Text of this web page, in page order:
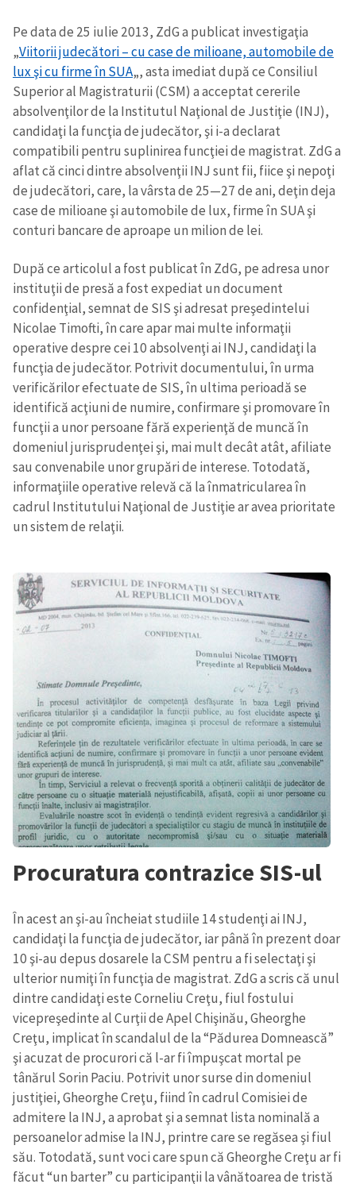
Pe data de 25 iulie 2013, ZdG a publicat investigaţia
„Viitorii judecători – cu case de milioane, automobile de
lux şi cu firme în SUA„, asta imediat după ce Consiliul
Superior al Magistraturii (CSM) a acceptat cererile
absolvenţilor de la Institutul Naţional de Justiţie (INJ),
candidaţi la funcţia de judecător, şi i-a declarat
compatibili pentru suplinirea funcţiei de magistrat. ZdG a
aflat că cinci dintre absolvenţii INJ sunt fii, fiice şi nepoţi
de judecători, care, la vârsta de 25—27 de ani, deţin deja
case de milioane şi automobile de lux, firme în SUA şi
conturi bancare de aproape un milion de lei.
După ce articolul a fost publicat în ZdG, pe adresa unor
instituţii de presă a fost expediat un document
confidenţial, semnat de SIS şi adresat preşedintelui
Nicolae Timofti, în care apar mai multe informaţii
operative despre cei 10 absolvenţi ai INJ, candidaţi la
funcţia de judecător. Potrivit documentului, în urma
verificărilor efectuate de SIS, în ultima perioadă se
identifică acţiuni de numire, confirmare şi promovare în
funcţii a unor persoane fără experienţă de muncă în
domeniul jurisprudenţei şi, mai mult decât atât, afiliate
sau convenabile unor grupări de interese. Totodată,
informaţiile operative relevă că la înmatricularea în
cadrul Institutului Naţional de Justiţie ar avea prioritate
un sistem de relaţii.
Procuratura contrazice SIS-ul
În acest an şi-au încheiat studiile 14 studenţi ai INJ,
candidaţi la funcţia de judecător, iar până în prezent doar
10 şi-au depus dosarele la CSM pentru a fi selectaţi şi
ulterior numiţi în funcţia de magistrat. ZdG a scris că unul
dintre candidaţi este Corneliu Creţu, fiul fostului
vicepreşedinte al Curţii de Apel Chişinău, Gheorghe
Creţu, implicat în scandalul de la “Pădurea Domnească”
şi acuzat de procurori că l-ar fi împuşcat mortal pe
tânărul Sorin Paciu. Potrivit unor surse din domeniul
justiţiei, Gheorghe Creţu, fiind în cadrul Comisiei de
admitere la INJ, a aprobat şi a semnat lista nominală a
persoanelor admise la INJ, printre care se regăsea şi fiul
său. Totodată, sunt voci care spun că Gheorghe Creţu ar fi
făcut “un barter” cu participanţii la vânătoarea de tristă